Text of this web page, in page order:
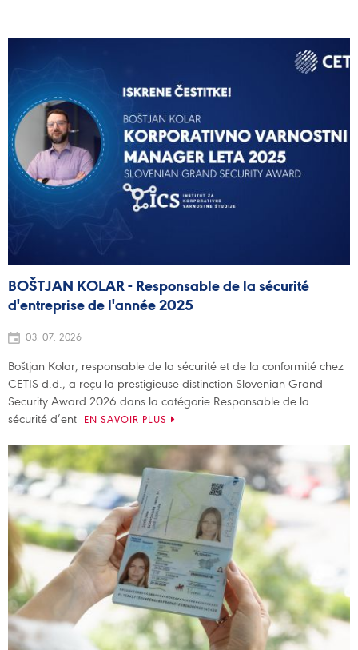
BOŠTJAN KOLAR - Responsable de la sécurité
d'entreprise de l'année 2025
03. 07. 2026
Boštjan Kolar, responsable de la sécurité et de la conformité chez
CETIS d.d., a reçu la prestigieuse distinction Slovenian Grand
Security Award 2026 dans la catégorie Responsable de la
sécurité d’ent
EN SAVOIR PLUS